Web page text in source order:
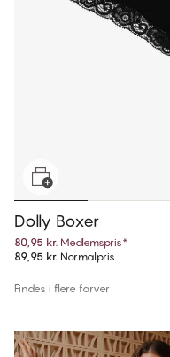
Dolly Boxer
80,95 kr. Medlemspris*
89,95 kr. Normalpris
Findes i flere farver